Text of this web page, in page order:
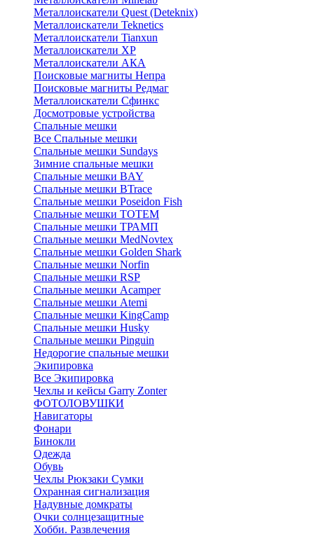
Металлоискатели Quest (Deteknix)
Металлоискатели Teknetics
Металлоискатели Tianxun
Металлоискатели XP
Металлоискатели АКА
Поисковые магниты Непра
Поисковые магниты Редмаг
Металлоискатели Сфинкс
Досмотровые устройства
Спальные мешки
Все Спальные мешки
Спальные мешки Sundays
Зимние спальные мешки
Спальные мешки BAY
Спальные мешки BTrace
Спальные мешки Poseidon Fish
Спальные мешки ТОТЕМ
Спальные мешки ТРАМП
Cпальные мешки MedNovtex
Спальные мешки Golden Shark
Спальные мешки Norfin
Спальные мешки RSP
Спальные мешки Acamper
Спальные мешки Atemi
Спальные мешки KingCamp
Спальные мешки Husky
Спальные мешки Pinguin
Недорогие спальные мешки
Экипировка
Все Экипировка
Чехлы и кейсы Garry Zonter
ФОТОЛОВУШКИ
Навигаторы
Фонари
Бинокли
Одежда
Обувь
Чехлы Рюкзаки Сумки
Охранная сигнализация
Надувные домкраты
Очки солнцезащитные
Хобби. Развлечения